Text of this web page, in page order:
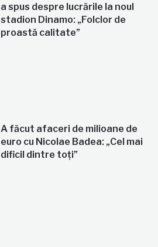
a spus despre lucrările la noul
stadion Dinamo: „Folclor de
proastă calitate”
A făcut afaceri de milioane de
euro cu Nicolae Badea: „Cel mai
dificil dintre toți”